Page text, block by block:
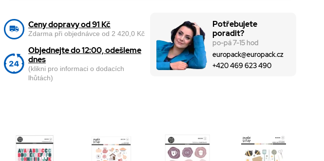
Ceny dopravy od 91 Kč
Zdarma při objednávce od 2 420,0 Kč
Objednejte do 12:00, odešleme
dnes
(klikni pro informaci o dodacích
lhůtách)
Potřebujete
poradit?
po-pá 7-15 hod
europack@europack.cz
+420 469 623 490